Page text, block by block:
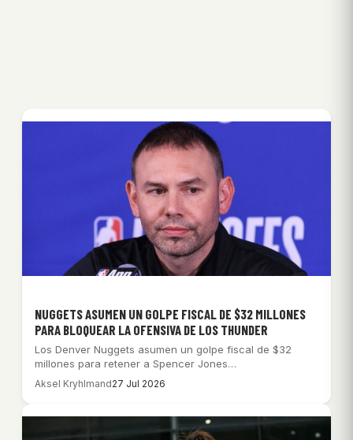
NUGGETS ASUMEN UN GOLPE FISCAL DE $32 MILLONES
PARA BLOQUEAR LA OFENSIVA DE LOS THUNDER
Los Denver Nuggets asumen un golpe fiscal de $32
millones para retener a Spencer Jones…
Aksel Kryhlmand27 Jul 2026